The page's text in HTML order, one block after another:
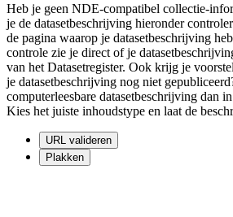
Heb je geen NDE-compatibel collectie-
je de datasetbeschrijving hieronder
de pagina waarop je datasetbeschrijving
controle zie je direct of je
van het Datasetregister. Ook krijg je
je datasetbeschrijving nog niet
computerleesbare datasetbeschrijving dan
Kies het juiste inhoudstype en laat de
URL valideren
Plakken